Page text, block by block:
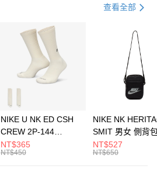
21家銀行
第一商業銀行
彰化商業銀行
查看全部
NIKE U NK ED CSH
CREW 2P-144
EMBRDY 男女 短統襪
FZ3073133
NT$365
NT$450
NIKE NK
SMIT 男女 側背
BA5871010
NT$527
NT$650